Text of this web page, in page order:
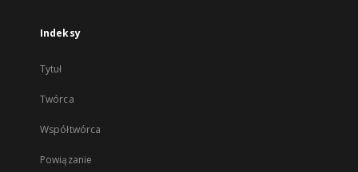
Indeksy
Tytuł
Twórca
Współtwórca
Powiązanie